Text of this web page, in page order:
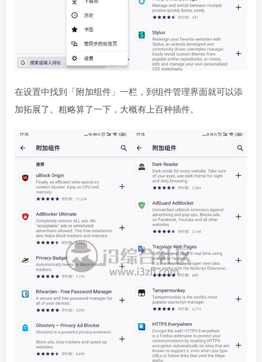
在设置中找到「附加组件」一栏，到组件管理界面就可以添
加拓展了。粗略算了一下，大概有上百种插件。